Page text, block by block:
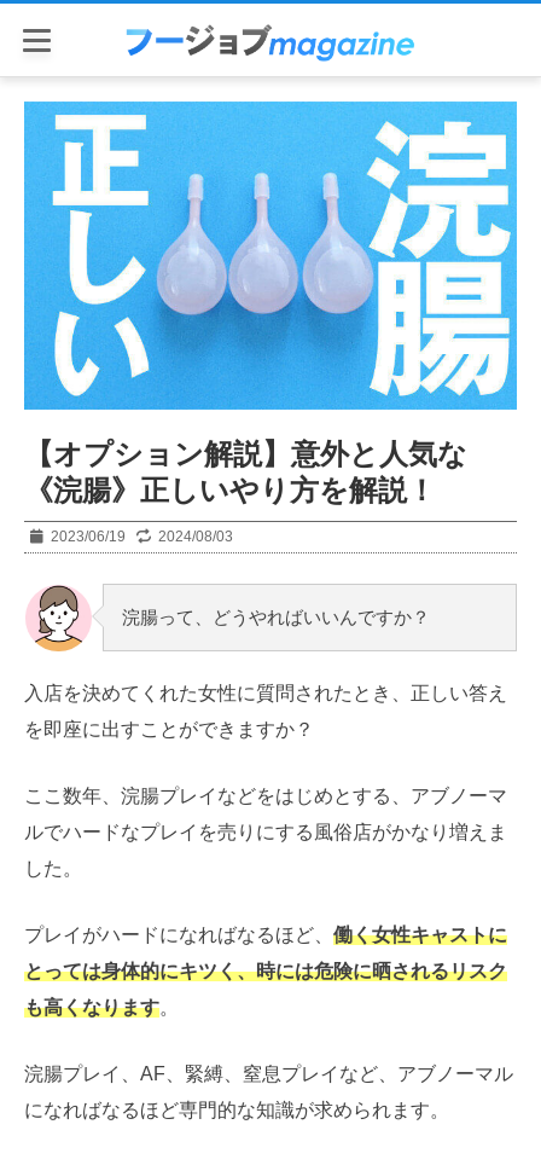
【オプション解説】意外と人気な
《浣腸》正しいやり方を解説！
2023/06/19 2024/08/03
浣腸って、どうやればいいんですか？
入店を決めてくれた女性に質問されたとき、正しい答え
を即座に出すことができますか？
ここ数年、浣腸プレイなどをはじめとする、アブノーマ
ルでハードなプレイを売りにする風俗店がかなり増えま
した。
プレイがハードになればなるほど、 働く女性キャストに
とっては身体的にキツく、時には危険に晒されるリスク
も高くなります。
浣腸プレイ、AF、緊縛、窒息プレイなど、アブノーマル
になればなるほど専門的な知識が求められます。